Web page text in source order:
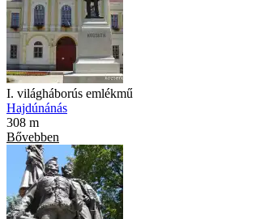
I. világháborús emlékmű
Hajdúnánás
308 m
Bővebben